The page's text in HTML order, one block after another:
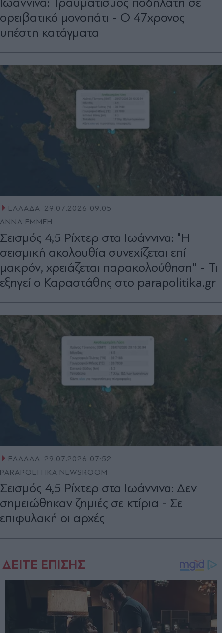
ορειβατικό μονοπάτι - Ο 47χρονος
υπέστη κατάγματα
ΕΛΛΑΔΑ 29.07.2026 09:05
ΑΝΝΑ ΕΜΜΕΗ
Σεισμός 4,5 Ρίχτερ στα Ιωάννινα: "Η
σεισμική ακολουθία συνεχίζεται επί
μακρόν, χρειάζεται παρακολούθηση" - Τι
εξηγεί ο Καραστάθης στο parapolitika.gr
ΕΛΛΑΔΑ 29.07.2026 07:52
PARAPOLITIKA NEWSROOM
Σεισμός 4,5 Ρίχτερ στα Ιωάννινα: Δεν
σημειώθηκαν ζημιές σε κτίρια - Σε
επιφυλακή οι αρχές